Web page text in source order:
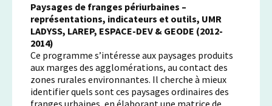
Paysages de franges périurbaines –
représentations, indicateurs et outils, UMR
LADYSS, LAREP, ESPACE-DEV & GEODE (2012-
2014)
Ce programme s’intéresse aux paysages produits
aux marges des agglomérations, au contact des
zones rurales environnantes. Il cherche à mieux
identifier quels sont ces paysages ordinaires des